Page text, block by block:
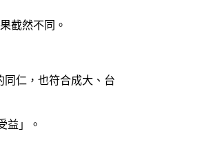
截然不同。
仁，也符合成大、台
益」。